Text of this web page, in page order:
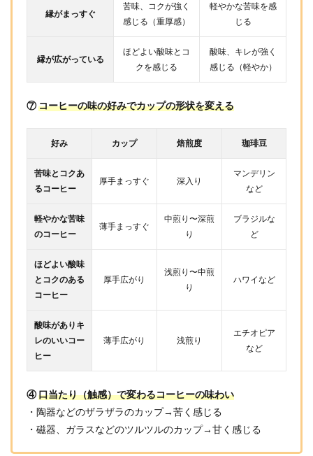
縁がまっすぐ
苦味、コクが強く
感じる（重厚感）
軽やかな苦味を感
じる
縁が広がっている
ほどよい酸味とコ
クを感じる
酸味、キレが強く
感じる（軽やか）
⑦コーヒーの味の好みでカップの形状を変える
好み カップ 焙煎度 珈琲豆
苦味とコクあ
るコーヒー
厚手まっすぐ 深入り
マンデリン
など
軽やかな苦味
のコーヒー
薄手まっすぐ
中煎り〜深煎
り
ブラジルな
ど
ほどよい酸味
とコクのある
コーヒー
厚手広がり
浅煎り〜中煎
り
ハワイなど
酸味がありキ
レのいいコー
ヒー
薄手広がり 浅煎り
エチオピア
など
④口当たり（触感）で変わるコーヒーの味わい
・陶器などのザラザラのカップ→苦く感じる
・磁器、ガラスなどのツルツルのカップ→甘く感じる